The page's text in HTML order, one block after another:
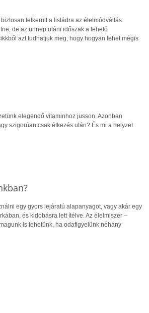
felkerült a listádra az életmódváltás.
de az ünnep utáni időszak a lehető
azt tudhatjuk meg, hogy hogyan lehet mégis
elegendő vitaminhoz jusson. Azonban
szigorúan csak étkezés után? És mi a helyzet
egy gyors lejáratú alapanyagot, vagy akár egy
és kidobásra lett ítélve. Az élelmiszer –
is tehetünk, ha odafigyelünk néhány